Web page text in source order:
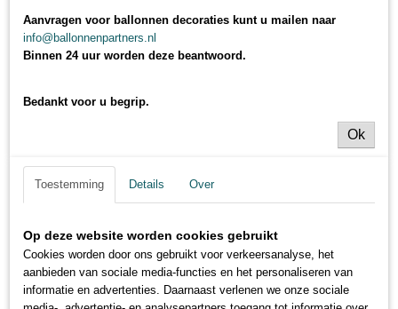
Aanvragen voor ballonnen decoraties kunt u mailen naar
info@ballonnenpartners.nl
Binnen 24 uur worden deze beantwoord.
Bedankt voor u begrip.
Ok
Toestemming Details Over
Op deze website worden cookies gebruikt
Cookies worden door ons gebruikt voor verkeersanalyse, het
aanbieden van sociale media-functies en het personaliseren van
informatie en advertenties. Daarnaast verlenen we onze sociale